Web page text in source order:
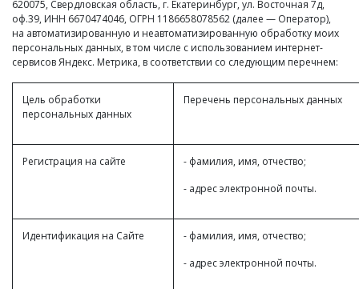
620075, Свердловская область, г. Екатеринбург, ул. Восточная 7д,
оф.39, ИНН 6670474046, ОГРН 1186658078562 (далее — Оператор),
на автоматизированную и неавтоматизированную обработку моих
персональных данных, в том числе с использованием интернет-
сервисов Яндекс. Метрика, в соответствии со следующим перечнем:
Цель обработки
персональных данных
Перечень персональных данных
Регистрация на сайте
- фамилия, имя, отчество;
- адрес электронной почты.
Идентификация на Сайте
- фамилия, имя, отчество;
- адрес электронной почты.